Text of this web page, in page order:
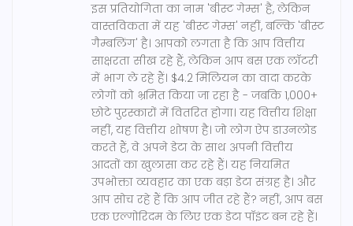
इस प्रतियोगिता का नाम 'बीस्ट गेम्स' है, लेकिन
वास्तविकता में यह 'बीस्ट गेम्स' नहीं, बल्कि 'बीस्ट
गैम्बलिंग' है। आपको लगता है कि आप वित्तीय
साक्षरता सीख रहे हैं, लेकिन आप बस एक लॉटरी
में भाग ले रहे हैं। $4.2 मिलियन का वादा करके
लोगों को भ्रमित किया जा रहा है - जबकि 1,000+
छोटे पुरस्कारों में वितरित होगा। यह वित्तीय शिक्षा
नहीं, यह वित्तीय शोषण है। जो लोग ऐप डाउनलोड
करते हैं, वे अपने डेटा के साथ अपनी वित्तीय
आदतों का खुलासा कर रहे हैं। यह नियमित
उपभोक्ता व्यवहार का एक बड़ा डेटा संग्रह है। और
आप सोच रहे हैं कि आप जीत रहे हैं? नहीं, आप बस
एक एल्गोरिदम के लिए एक डेटा पॉइंट बन रहे हैं।